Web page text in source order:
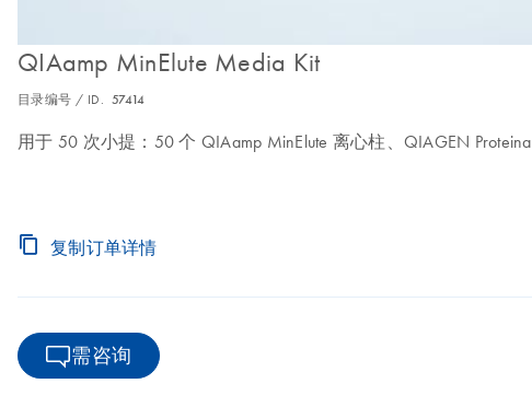
QIAamp MinElute Media Kit
目录编号 / ID. 57414
用于 50 次小提：50 个 QIAamp MinElute 离心柱、QIAGEN
复制订单详情
需咨询